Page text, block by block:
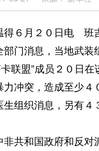
６月２０日电 班
门消息，当地武装
联盟”成员２０日
冲突，造成至少４
组织消息，另有４
共和国政府和反对